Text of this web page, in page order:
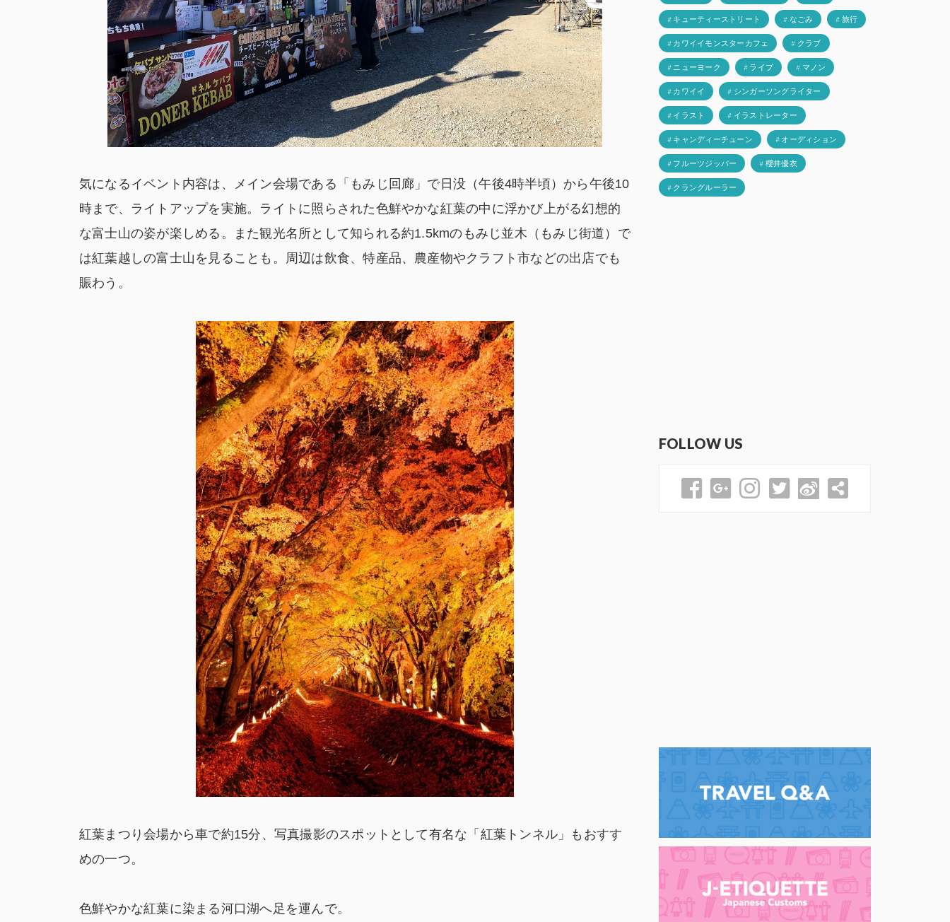
気になるイベント内容は、メイン会場である「もみじ回廊」で日没（午後4時半頃）から午後10
時まで、ライトアップを実施。ライトに照らされた色鮮やかな紅葉の中に浮かび上がる幻想的
な富士山の姿が楽しめる。また観光名所として知られる約1.5kmのもみじ並木（もみじ街道）で
は紅葉越しの富士山を見ることも。周辺は飲食、特産品、農産物やクラフト市などの出店でも
賑わう。
紅葉まつり会場から車で約15分、写真撮影のスポットとして有名な「紅葉トンネル」もおすす
めの一つ。
色鮮やかな紅葉に染まる河口湖へ足を運んで。
# キューティーストリート # なごみ # 旅行
# カワイイモンスターカフェ # クラブ
# ニューヨーク # ライブ # マノン
# カワイイ # シンガーソングライター
# イラスト # イラストレーター
# キャンディーチューン # オーディション
# フルーツジッパー # 櫻井優衣
# クラングルーラー
FOLLOW US